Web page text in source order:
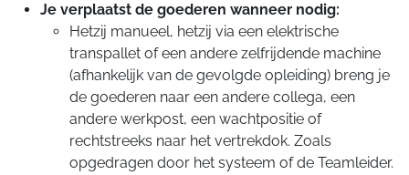
Je verplaatst de goederen wanneer nodig:
Hetzij manueel, hetzij via een elektrische
transpallet of een andere zelfrijdende machine
(afhankelijk van de gevolgde opleiding) breng je
de goederen naar een andere collega, een
andere werkpost, een wachtpositie of
rechtstreeks naar het vertrekdok. Zoals
opgedragen door het systeem of de Teamleider.